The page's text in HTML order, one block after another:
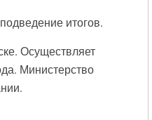
итогов.
Осуществляет
Министерство